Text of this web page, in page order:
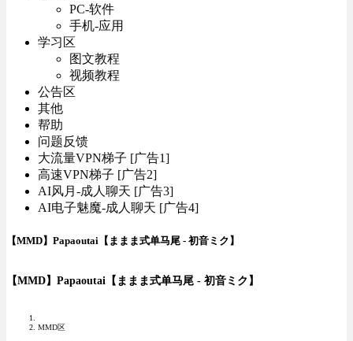
PC-软件
手机-应用
学习区
图文教程
视频教程
公告区
其他
帮助
问题反馈
大流量VPN梯子 [广告1]
高速VPN梯子 [广告2]
AI风月-成人聊天 [广告3]
AI电子魅魔-成人聊天 [广告4]
【MMD】Papaoutai【ままま式单马尾 - 初音ミク】
【MMD】Papaoutai【ままま式单马尾 - 初音ミク】
MMD区